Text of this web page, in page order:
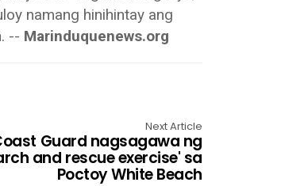
namang hinihintay ang
-- Marinduquenews.org
Next Article
Guard nagsagawa ng
and rescue exercise' sa
Poctoy White Beach